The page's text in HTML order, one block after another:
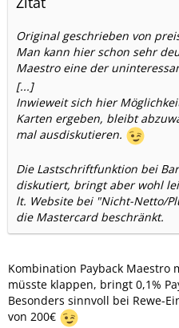
Original geschrieben von
Man kann hier schon sehr
Maestro eine der
[...]
Inwieweit sich hier
Karten ergeben, bleibt
mal ausdiskutieren.
Die Lastschriftfunktion bei
diskutiert, bringt aber wohl
lt. Website bei "Nicht-Netto/
die Mastercard beschränkt.
Kombination Payback
müsste klappen, bringt 0,1%
Besonders sinnvoll bei Rewe-
von 200€